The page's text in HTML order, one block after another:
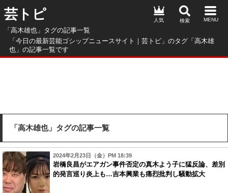
芸トピ
「高木雄也」タグの記事一覧
「今日の最新芸能ゴシップニュースサイト｜芸トピ」のタグ「高木雄
也」の記事一覧です
人気
「高木雄也」タグの記事一覧
2024年2月23日（金）PM 18:39
岩橋良昌がエアガン事件否定の真木よう子に猛反論、差別
的発言巡り炎上も…吉本興業も痛烈批判し騒動拡大